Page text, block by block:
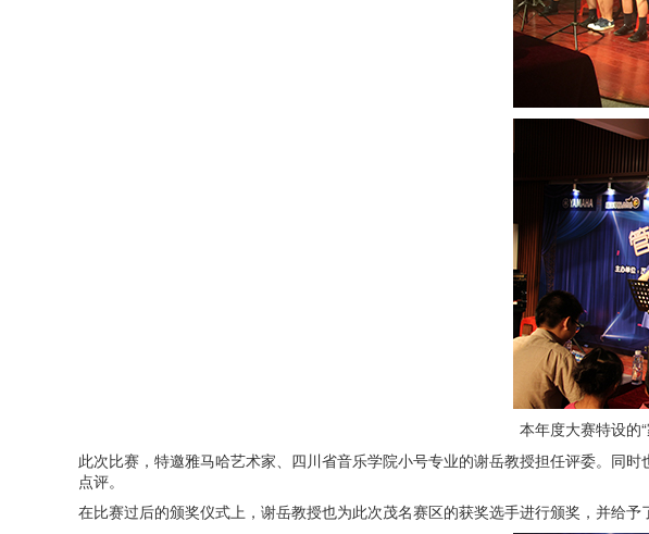
本年度大赛特设的
此次比赛，特邀雅马哈艺术家、四川省音乐学院小号专业的谢岳教授担任评委。同
点评。
在比赛过后的颁奖仪式上，谢岳教授也为此次茂名赛区的获奖选手进行颁奖，并给